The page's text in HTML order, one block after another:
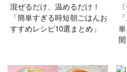
混ぜるだけ、温めるだけ！
「簡単すぎる時短朝ごはんお
すすめレシピ10選まとめ」